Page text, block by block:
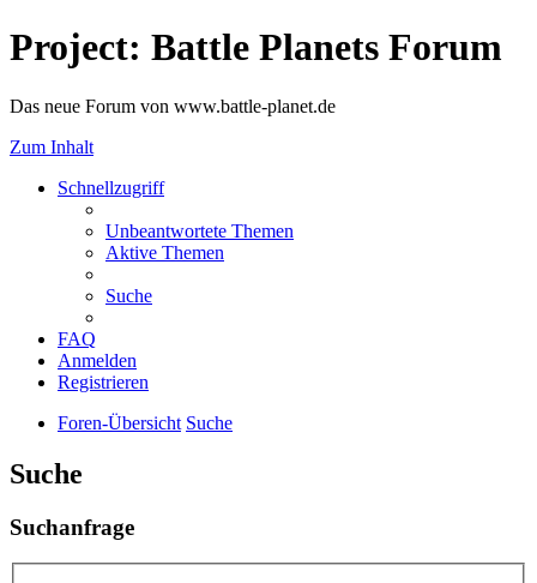
Project: Battle Planets Forum
Das neue Forum von www.battle-planet.de
Zum Inhalt
Schnellzugriff
Unbeantwortete Themen
Aktive Themen
Suche
FAQ
Anmelden
Registrieren
Foren-Übersicht Suche
Suche
Suchanfrage